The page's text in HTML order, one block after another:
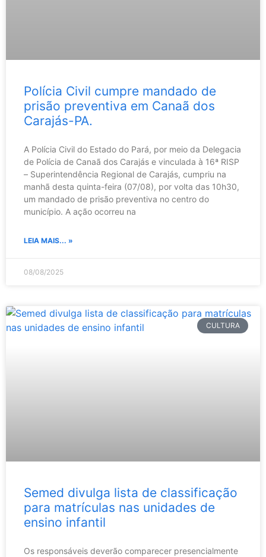
Polícia Civil cumpre mandado de
prisão preventiva em Canaã dos
Carajás-PA.
A Polícia Civil do Estado do Pará, por meio da Delegacia
de Polícia de Canaã dos Carajás e vinculada à 16ª RISP
– Superintendência Regional de Carajás, cumpriu na
manhã desta quinta-feira (07/08), por volta das 10h30,
um mandado de prisão preventiva no centro do
município. A ação ocorreu na
LEIA MAIS... »
08/08/2025
CULTURA
Semed divulga lista de classificação
para matrículas nas unidades de
ensino infantil
Os responsáveis deverão comparecer presencialmente